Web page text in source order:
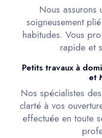
Nous assurons
soigneusement
habitudes. Vous
rapide et
Petits travaux à
et
Nos spécialistes
clarté à vos
effectuée en toute